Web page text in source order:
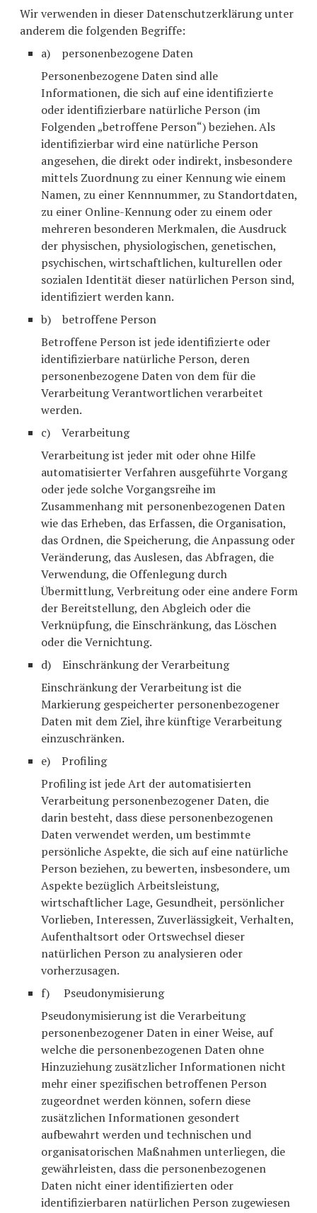
Wir verwenden in dieser Datenschutzerklärung unter
anderem die folgenden Begriffe:
a) personenbezogene Daten
Personenbezogene Daten sind alle
Informationen, die sich auf eine identifizierte
oder identifizierbare natürliche Person (im
Folgenden „betroffene Person“) beziehen. Als
identifizierbar wird eine natürliche Person
angesehen, die direkt oder indirekt, insbesondere
mittels Zuordnung zu einer Kennung wie einem
Namen, zu einer Kennnummer, zu Standortdaten,
zu einer Online-Kennung oder zu einem oder
mehreren besonderen Merkmalen, die Ausdruck
der physischen, physiologischen, genetischen,
psychischen, wirtschaftlichen, kulturellen oder
sozialen Identität dieser natürlichen Person sind,
identifiziert werden kann.
b) betroffene Person
Betroffene Person ist jede identifizierte oder
identifizierbare natürliche Person, deren
personenbezogene Daten von dem für die
Verarbeitung Verantwortlichen verarbeitet
werden.
c) Verarbeitung
Verarbeitung ist jeder mit oder ohne Hilfe
automatisierter Verfahren ausgeführte Vorgang
oder jede solche Vorgangsreihe im
Zusammenhang mit personenbezogenen Daten
wie das Erheben, das Erfassen, die Organisation,
das Ordnen, die Speicherung, die Anpassung oder
Veränderung, das Auslesen, das Abfragen, die
Verwendung, die Offenlegung durch
Übermittlung, Verbreitung oder eine andere Form
der Bereitstellung, den Abgleich oder die
Verknüpfung, die Einschränkung, das Löschen
oder die Vernichtung.
d) Einschränkung der Verarbeitung
Einschränkung der Verarbeitung ist die
Markierung gespeicherter personenbezogener
Daten mit dem Ziel, ihre künftige Verarbeitung
einzuschränken.
e) Profiling
Profiling ist jede Art der automatisierten
Verarbeitung personenbezogener Daten, die
darin besteht, dass diese personenbezogenen
Daten verwendet werden, um bestimmte
persönliche Aspekte, die sich auf eine natürliche
Person beziehen, zu bewerten, insbesondere, um
Aspekte bezüglich Arbeitsleistung,
wirtschaftlicher Lage, Gesundheit, persönlicher
Vorlieben, Interessen, Zuverlässigkeit, Verhalten,
Aufenthaltsort oder Ortswechsel dieser
natürlichen Person zu analysieren oder
vorherzusagen.
f) Pseudonymisierung
Pseudonymisierung ist die Verarbeitung
personenbezogener Daten in einer Weise, auf
welche die personenbezogenen Daten ohne
Hinzuziehung zusätzlicher Informationen nicht
mehr einer spezifischen betroffenen Person
zugeordnet werden können, sofern diese
zusätzlichen Informationen gesondert
aufbewahrt werden und technischen und
organisatorischen Maßnahmen unterliegen, die
gewährleisten, dass die personenbezogenen
Daten nicht einer identifizierten oder
identifizierbaren natürlichen Person zugewiesen